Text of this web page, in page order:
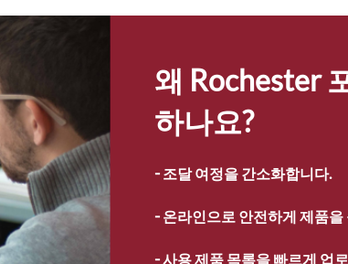
왜 Rochester
하나요?
- 조달 여정을 간소화합니다.
- 온라인으로 안전하게 제품을
- 사용 제품 목록을 빠르게 업